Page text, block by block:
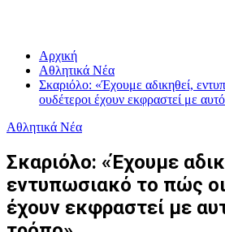
Αρχική
Αθλητικά Νέα
Σκαριόλο: «Έχουμε αδικηθεί,
ουδέτεροι έχουν εκφραστεί με
Αθλητικά Νέα
Σκαριόλο: «Έχουμε
εντυπωσιακό το πώς
έχουν εκφραστεί με